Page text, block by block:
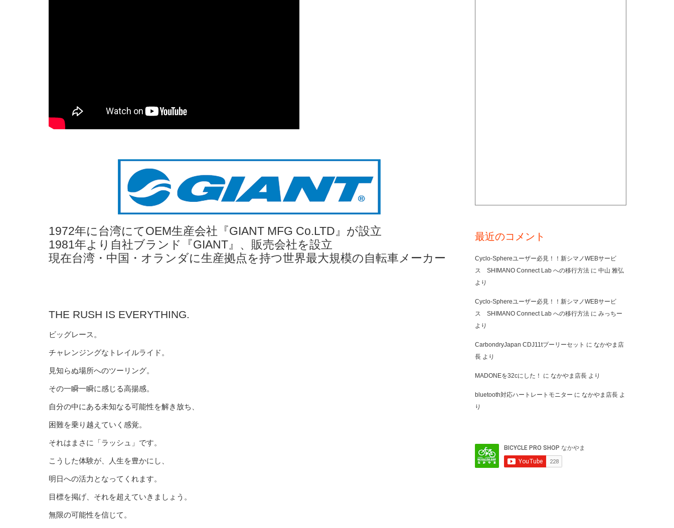
1972年に台湾にてOEM生産会社『GIANT MFG Co.LTD』が設立
1981年より自社ブランド『GIANT』、販売会社を設立
現在台湾・中国・オランダに生産拠点を持つ世界最大規模の自転車メーカー
THE RUSH IS EVERYTHING.
ビッグレース。
チャレンジングなトレイルライド。
見知らぬ場所へのツーリング。
その一瞬一瞬に感じる高揚感。
自分の中にある未知なる可能性を解き放ち、
困難を乗り越えていく感覚。
それはまさに「ラッシュ」です。
こうした体験が、人生を豊かにし、
明日への活力となってくれます。
目標を掲げ、それを超えていきましょう。
無限の可能性を信じて。
最近のコメント
Cyclo-Sphereユーザー必見！！新シマノWEBサービ
ス SHIMANO Connect Lab への移行方法 に 中山 雅弘
より
Cyclo-Sphereユーザー必見！！新シマノWEBサービ
ス SHIMANO Connect Lab への移行方法 に みっちー
より
CarbondryJapan CDJ11tプーリーセット に なかやま店
長 より
MADONEを32cにした！ に なかやま店長 より
bluetooth対応ハートレートモニター に なかやま店長 よ
り